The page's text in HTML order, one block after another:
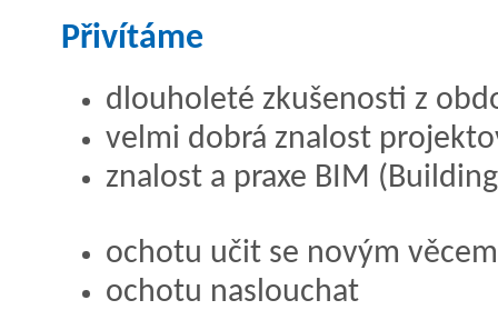
Přivítáme
dlouholeté zkušenosti z
velmi dobrá znalost
znalost a praxe BIM
ochotu učit se novým věcem
ochotu naslouchat